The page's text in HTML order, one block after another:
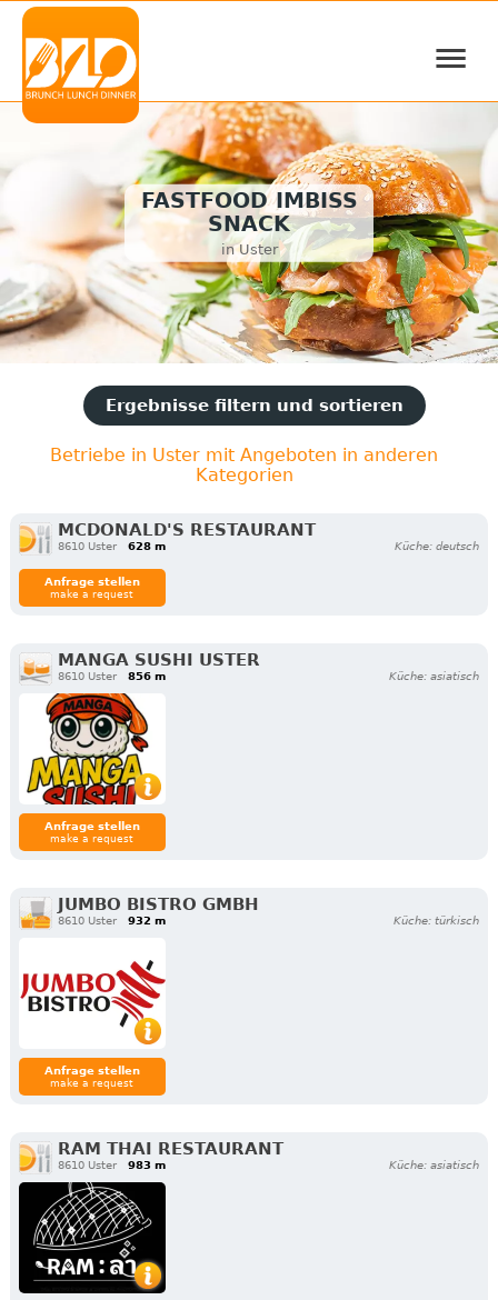
≡
FASTFOOD IMBISS
SNACK
in Uster
Ergebnisse filtern und sortieren
Betriebe in Uster mit Angeboten in anderen
Kategorien
MCDONALD'S RESTAURANT
8610 Uster 628 m Küche: deutsch
Anfrage stellen
make a request
MANGA SUSHI USTER
8610 Uster 856 m Küche: asiatisch
Anfrage stellen
make a request
JUMBO BISTRO GMBH
8610 Uster 932 m Küche: türkisch
Anfrage stellen
make a request
RAM THAI RESTAURANT
8610 Uster 983 m Küche: asiatisch